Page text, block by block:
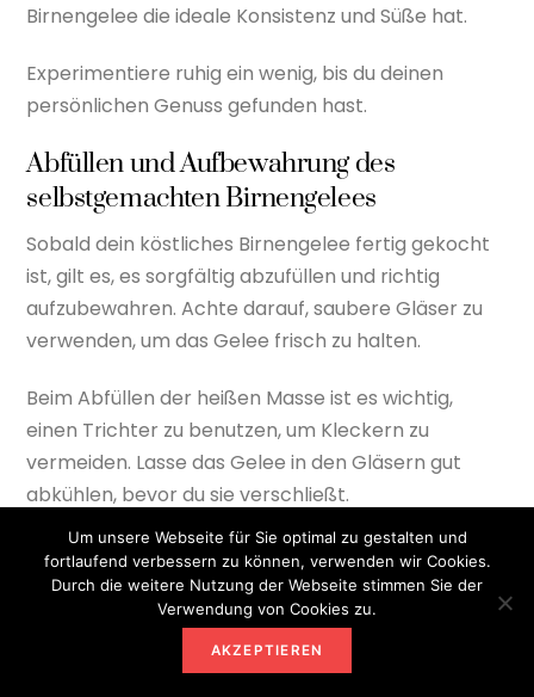
Birnengelee die ideale Konsistenz und Süße hat.
Experimentiere ruhig ein wenig, bis du deinen
persönlichen Genuss gefunden hast.
Abfüllen und Aufbewahrung des
selbstgemachten Birnengelees
Sobald dein köstliches Birnengelee fertig gekocht
ist, gilt es, es sorgfältig abzufüllen und richtig
aufzubewahren. Achte darauf, saubere Gläser zu
verwenden, um das Gelee frisch zu halten.
Beim Abfüllen der heißen Masse ist es wichtig,
einen Trichter zu benutzen, um Kleckern zu
vermeiden. Lasse das Gelee in den Gläsern gut
abkühlen, bevor du sie verschließt.
Für die Aufbewahrung wähle einen kühlen, dunklen
Ort, um sicherzustellen, dass das Birnengelee lange
haltbar bleibt und sein volles Aroma behält.
Vergiss nicht, die Gläser zu beschriften, damit du
Um unsere Webseite für Sie optimal zu gestalten und
fortlaufend verbessern zu können, verwenden wir Cookies.
Durch die weitere Nutzung der Webseite stimmen Sie der
Verwendung von Cookies zu.
AKZEPTIEREN